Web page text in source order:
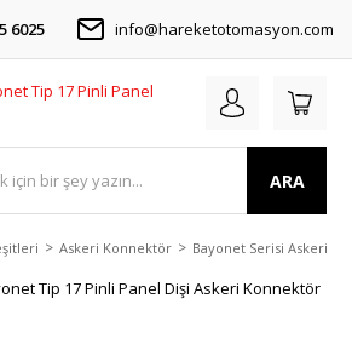
6025 info@hareketotomasyon.com
ARA
Askeri Konnektör Bayonet Serisi Askeri